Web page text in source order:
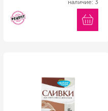
наличие: 3